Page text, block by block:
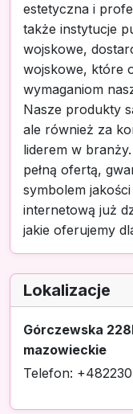
estetyczna i
także instytucje
wojskowe,
wojskowe, które
wymaganiom
Nasze produkty
ale również za
liderem w
pełną ofertą,
symbolem
internetową już
jakie oferujemy
Lokalizacje
Górczewska
mazowieckie
Telefon: